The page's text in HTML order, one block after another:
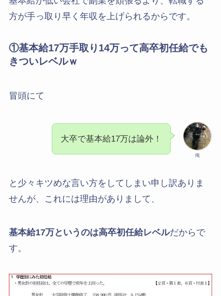
方が手っ取り早く年収を上げられるからです。
①基本給17万手取り14万って高卒初任給でも
きついレベルｗ
冒頭にて
俺
大卒で基本給17万は論外！
と少々キツめな言い方をしてしまい申し訳ありま
せんが、これには理由がありまして、
基本給17万というのは高卒初任給レベルだからで
す。